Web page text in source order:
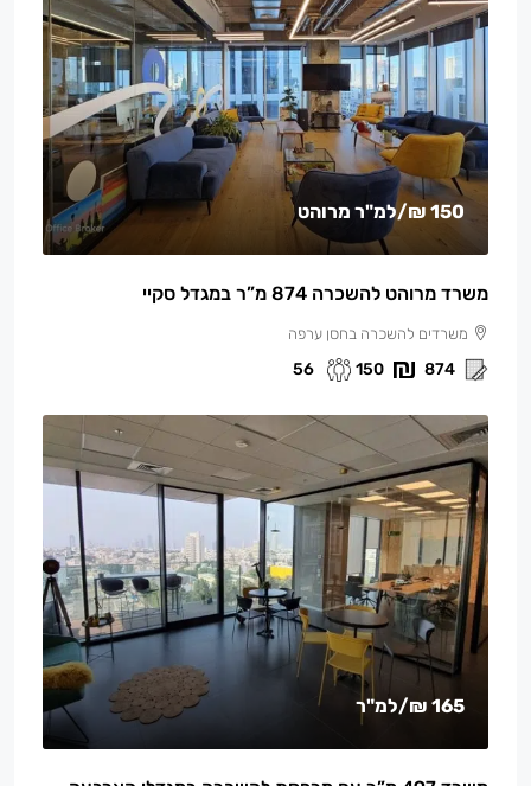
150 ₪ /למ"ר מרוהט
משרד מרוהט להשכרה 874 מ”ר במגדל סקיי
משרדים להשכרה בחסן ערפה
874
150
56
165 ₪ /למ"ר